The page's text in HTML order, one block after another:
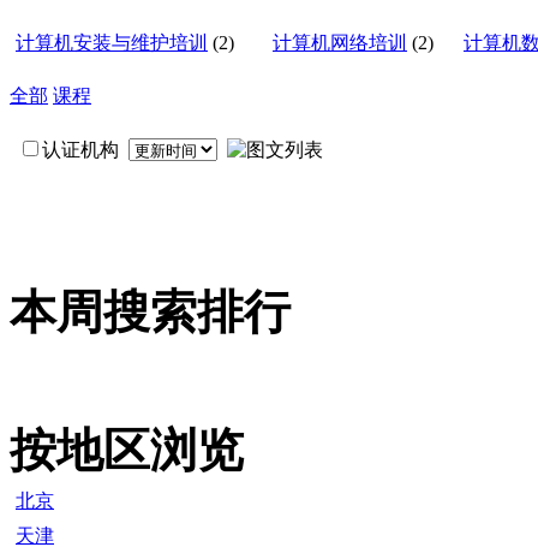
计算机安装与维护培训 (2) 计算机网络培训 (2) 计算机
全部 课程
认证机构
本周搜索排行
按地区浏览
北京
天津